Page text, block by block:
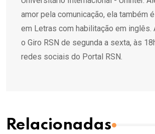
amor pela comunicação, ela também
em Letras com habilitação em inglês.
o Giro RSN de segunda a sexta, às
redes sociais do Portal RSN.
Relacionadas